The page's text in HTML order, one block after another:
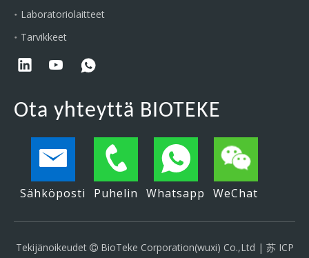
Laboratoriolaitteet
Tarvikkeet
Ota yhteyttä BIOTEKE
Sähköposti Puhelin Whatsapp WeChat
Tekijänoikeudet BioTeke Corporation(wuxi) Co.,Ltd | 苏 ICP